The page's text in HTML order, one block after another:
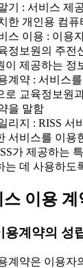
기 : 서비스 제
한 개인용 컴퓨
스 이용 : 이용
정보원의 주전
이 제공하는 정
계약 : 서비스를
로 교육정보원
을 말함
리지 : RISS 서
서비스를 이용
가 제공하는
는 데 사용하도
이용 계
용계약의 성
계약은 이용자